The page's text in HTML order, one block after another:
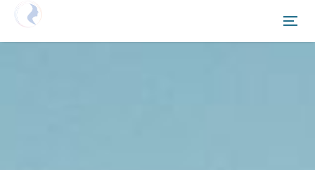
Netzwerken Deutschland